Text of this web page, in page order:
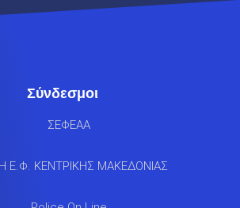
Σύνδεσμοι
ΣΕΦΕΑΑ
Ε.Φ. ΚΕΝΤΡΙΚΗΣ ΜΑΚΕΔΟΝΙΑΣ